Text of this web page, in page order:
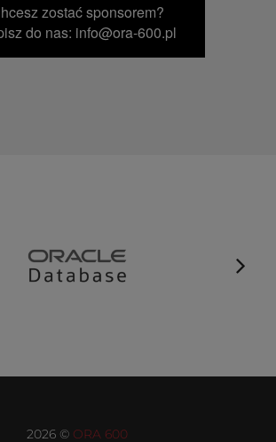
zostać sponsorem?
do nas: info@ora-600.pl
2026 © ORA 600